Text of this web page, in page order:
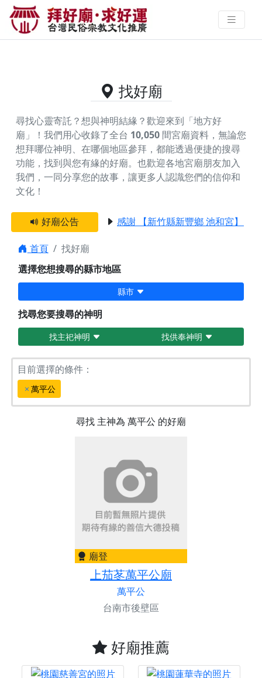
主神為萬平公的好廟資料｜拜好廟
求好運 找到與您有緣的信仰
找好廟
尋找心靈寄託？想與神明結緣？歡迎來到「地方好
廟」！我們用心收錄了全台 10,050 間宮廟資料，無論您
想拜哪位神明、在哪個地區參拜，都能透過便捷的搜尋
功能，找到與您有緣的好廟。 也歡迎各地宮廟朋友加入
我們，一同分享您的故事，讓更多人認識您們的信仰和
文化！
好廟公告 感謝 【新竹縣新豐鄉 池和宮】 贊
首頁
找好廟
選擇您想搜尋的縣市地區
縣市
找尋您要搜尋的神明
找主祀神明 找供奉神明
目前選擇的條件：
萬平公
尋找 主神為 萬平公 的好廟
廟登
上茄苳萬平公廟
萬平公
台南市後壁區
好廟推薦